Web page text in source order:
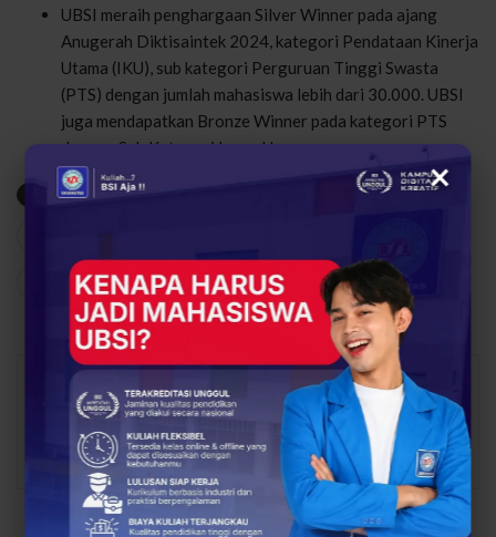
UBSI meraih penghargaan Silver Winner pada ajang
Anugerah Diktisaintek 2024, kategori Pendataan Kinerja
Utama (IKU), sub kategori Perguruan Tinggi Swasta
(PTS) dengan jumlah mahasiswa lebih dari 30.000. UBSI
juga mendapatkan Bronze Winner pada kategori PTS
dengan Sub Kategori Insan Humas.
Kaleidoskop UBSI 2024 Prestasi UBSI
Share Facebook Twitter Google+
Abdul Latif 16143 Posts 1 Comments
×